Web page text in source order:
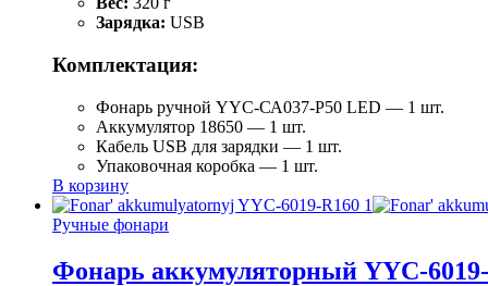
Зарядка: USB
Комплектация:
Фонарь ручной YYC-СА037-Р50 LED — 1 шт.
Аккумулятор 18650 — 1 шт.
Кабель USB для зарядки — 1 шт.
Упаковочная коробка — 1 шт.
В корзину
Ручные фонари
Фонарь аккумуляторный YYC-